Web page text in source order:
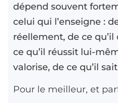
dépend souvent
celui qui l’enseigne :
réellement, de ce
ce qu’il réussit lui-
valorise, de ce qu’il
Pour le meilleur, et